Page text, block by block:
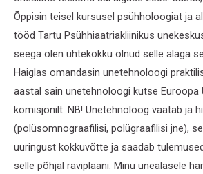
Õppisin teisel kursusel psühholoogiat ja
tööd Tartu Psühhiaatriakliinikus
seega olen ühtekokku olnud selle alaga
Haiglas omandasin unetehnoloogi
aastal sain unetehnoloogi kutse Euroopa
komisjonilt. NB! Unetehnoloog vaatab ja
(polüsomnograafilisi, polügraafilisi jne),
uuringust kokkuvõtte ja saadab
selle põhjal raviplaani. Minu unealasele